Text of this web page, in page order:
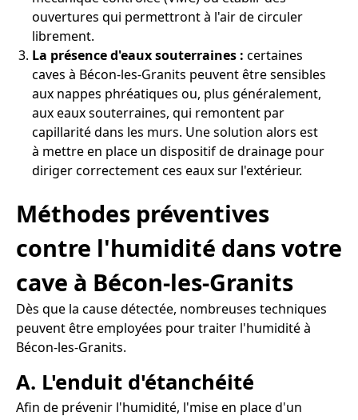
ouvertures qui permettront à l'air de circuler
librement.
La présence d'eaux souterraines : certaines
caves à Bécon-les-Granits peuvent être sensibles
aux nappes phréatiques ou, plus généralement,
aux eaux souterraines, qui remontent par
capillarité dans les murs. Une solution alors est
à mettre en place un dispositif de drainage pour
diriger correctement ces eaux sur l'extérieur.
Méthodes préventives
contre l'humidité dans votre
cave à Bécon-les-Granits
Dès que la cause détectée, nombreuses techniques
peuvent être employées pour traiter l'humidité à
Bécon-les-Granits.
A. L'enduit d'étanchéité
Afin de prévenir l'humidité, l'mise en place d'un